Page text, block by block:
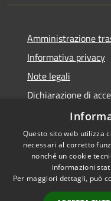
Amministrazione
Informativa privacy
Note legali
Dichiarazione di
Obiettivi di
RSS
Accessibilità
Questo sito web utilizza
necessari al corretto
nonché un cookie
informazioni
Per maggiori dettagli, può